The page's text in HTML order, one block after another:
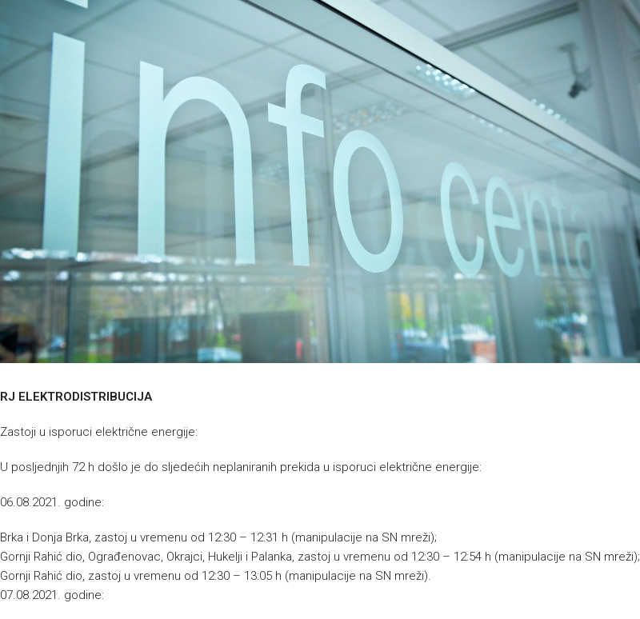
RJ ELEKTRODISTRIBUCIJA
Zastoji u isporuci električne energije:
U posljednjih 72 h došlo je do sljedećih neplaniranih prekida u isporuci električne energije:
06.08.2021. godine:
Brka i Donja Brka, zastoj u vremenu od 12:30 – 12:31 h (manipulacije na SN mreži);
Gornji Rahić dio, Ograđenovac, Okrajci, Hukelji i Palanka, zastoj u vremenu od 12:30 – 12:54 h (manipulacije na SN mreži);
Gornji Rahić dio, zastoj u vremenu od 12:30 – 13:05 h (manipulacije na SN mreži).
07.08.2021. godine: